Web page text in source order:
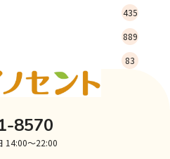
435
889
83
8570
14:00～22:00